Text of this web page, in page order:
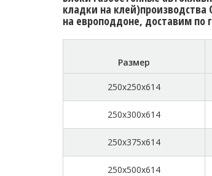
кладки на
на европоддоне, доставим по
Размер
250x250x614
250x300x614
250x375x614
250x500x614